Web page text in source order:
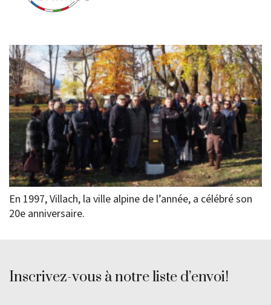
En 1997, Villach, la ville alpine de l’année, a célébré son
20e anniversaire.
Inscrivez-vous à notre liste d’envoi!